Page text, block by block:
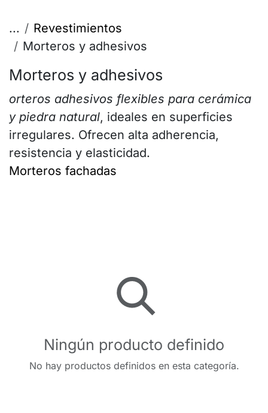
...
Revestimientos
Morteros y adhesivos
Morteros y adhesivos
orteros adhesivos flexibles para cerámica
y piedra natural, ideales en superficies
irregulares. Ofrecen alta adherencia,
resistencia y elasticidad.
Morteros fachadas
Ningún producto definido
No hay productos definidos en esta categoría.